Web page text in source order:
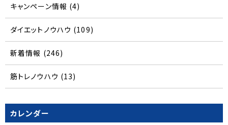
キャンペーン情報 (4)
ダイエットノウハウ (109)
新着情報 (246)
筋トレノウハウ (13)
カレンダー